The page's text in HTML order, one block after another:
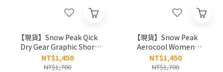
【現貨】Snow Peak Qick
Dry Gear Graphic Shor
Sleeve T-Shirt 26ss露營裝
備簡介圖像短tee
NT$1,450
NT$1,700
【現貨】Snow Peak
Aerocool Women
Gardening Graphic Short
Sleeve T-shirt 女款 園藝圖
NT$1,450
NT$1,700